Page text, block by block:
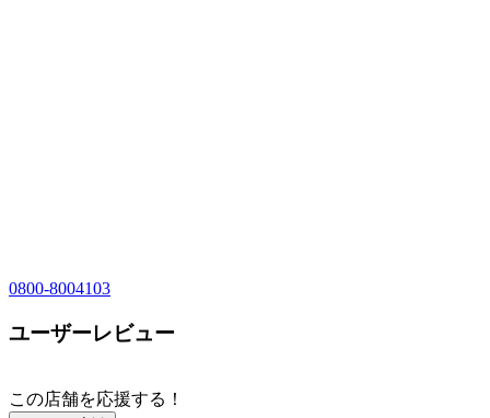
0800-8004103
ユーザーレビュー
この店舗を応援する！